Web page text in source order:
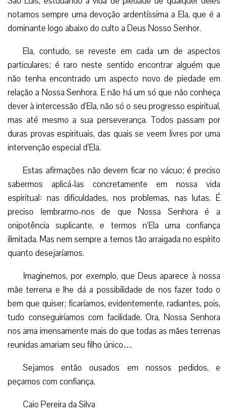
notamos sempre uma devoção ardentíssima a Ela, que é a
dominante logo abaixo do culto a Deus Nosso Senhor.
Ela, contudo, se reveste em cada um de aspectos
particulares; é raro neste sentido encontrar alguém que
não tenha encontrado um aspecto novo de piedade em
relação a Nossa Senhora. E não há um só que não conheça
dever à intercessão d’Ela, não só o seu progresso espiritual,
mas até mesmo a sua perseverança. Todos passam por
duras provas espirituais, das quais se veem livres por uma
intervenção especial d’Ela.
Estas afirmações não devem ficar no vácuo; é preciso
sabermos aplicá-las concretamente em nossa vida
espiritual: nas dificuldades, nos problemas, nas lutas. É
preciso lembrarmo-nos de que Nossa Senhora é a
onipotência suplicante, e termos n’Ela uma confiança
ilimitada. Mas nem sempre a temos tão arraigada no espírito
quanto desejaríamos.
Imaginemos, por exemplo, que Deus aparece à nossa
mãe terrena e lhe dá a possibilidade de nos fazer todo o
bem que quiser; ficaríamos, evidentemente, radiantes, pois,
tudo conseguiríamos com facilidade. Ora, Nossa Senhora
nos ama imensamente mais do que todas as mães terrenas
reunidas amariam seu filho único…
Sejamos então ousados em nossos pedidos, e
peçamos com confiança.
Caio Pereira da Silva